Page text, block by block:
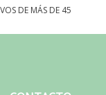
DE MÁS DE 45